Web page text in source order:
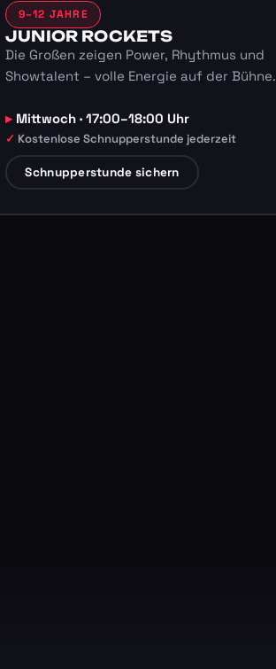
9–12 JAHRE
JUNIOR ROCKETS
Die Großen zeigen Power, Rhythmus und
Showtalent – volle Energie auf der Bühne.
Mittwoch · 17:00–18:00 Uhr
Kostenlose Schnupperstunde jederzeit
Schnupperstunde sichern